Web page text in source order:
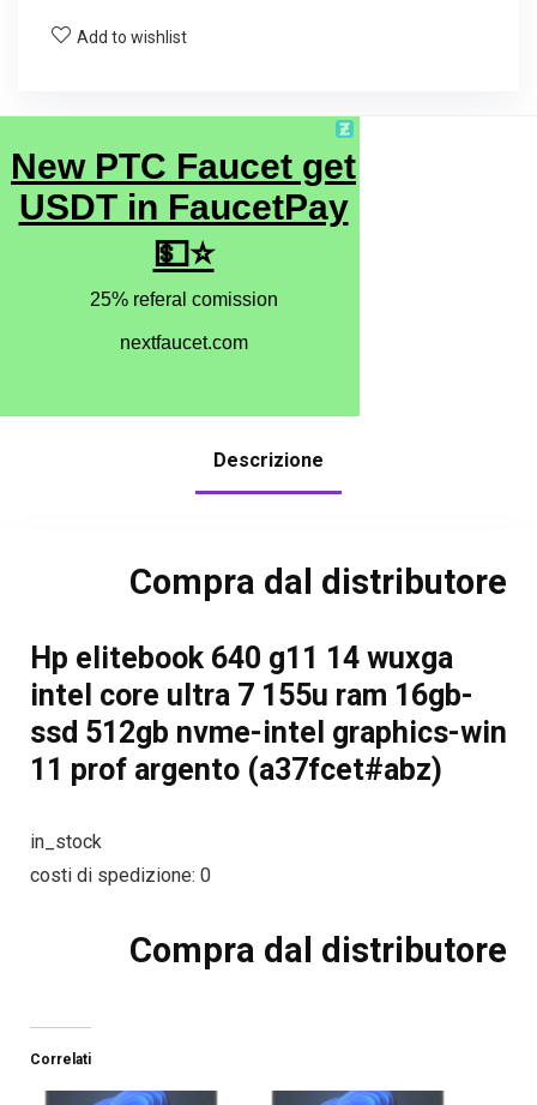
Add to wishlist
Descrizione
Compra dal distributore
Hp elitebook 640 g11 14 wuxga
intel core ultra 7 155u ram 16gb-
ssd 512gb nvme-intel graphics-win
11 prof argento (a37fcet#abz)
in_stock
costi di spedizione: 0
Compra dal distributore
Correlati